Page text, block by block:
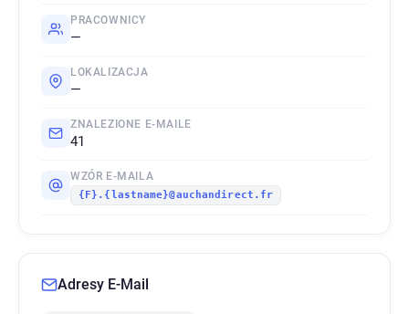
PRACOWNICY
—
LOKALIZACJA
—
ZNALEZIONE E-MAILE
41
WZÓR E-MAILA
{F}.{lastname}@auchandirect.fr
Adresy E-Mail